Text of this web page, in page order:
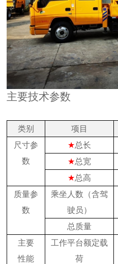
主要技术参数
类别 项目
尺寸参
数
★总长
★总宽
★总高
质量参
数
乘坐人数（含驾
驶员）
总质量
主要
性能
工作平台额定载
荷